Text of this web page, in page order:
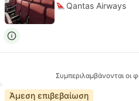
Qantas Airways
Συμπεριλαμβάνονται οι
Άμεση επιβεβαίωση